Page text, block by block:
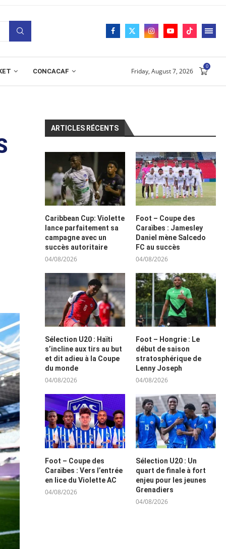
CONCACAF Friday, August 7, 2026
0
ARTICLES RÉCENTS
Caribbean Cup: Violette
lance parfaitement sa
campagne avec un
succès autoritaire
04/08/2026
Foot – Coupe des
Caraïbes : Jamesley
Daniel mène Salcedo
FC au succès
04/08/2026
Sélection U20 : Haïti
s’incline aux tirs au but
et dit adieu à la Coupe
du monde
04/08/2026
Foot – Hongrie : Le
début de saison
stratosphérique de
Lenny Joseph
04/08/2026
Foot – Coupe des
Caraïbes : Vers l’entrée
en lice du Violette AC
04/08/2026
Sélection U20 : Un
quart de finale à fort
enjeu pour les jeunes
Grenadiers
04/08/2026